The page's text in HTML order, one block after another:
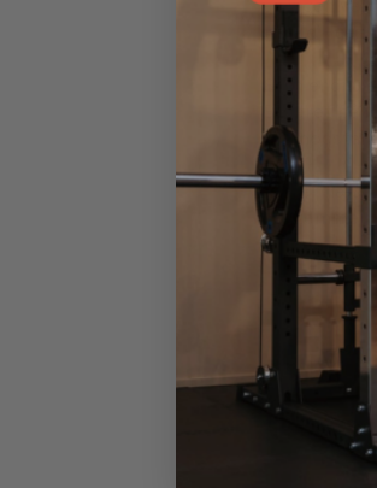
er ingen vej
Alpe d’Huez
Som
Baseret på
Det er